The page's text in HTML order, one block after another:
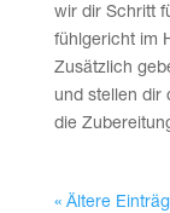
wir dir Schritt
fühl­ge­richt im
Zusätz­lich
und stel­len dir
die
« Ältere